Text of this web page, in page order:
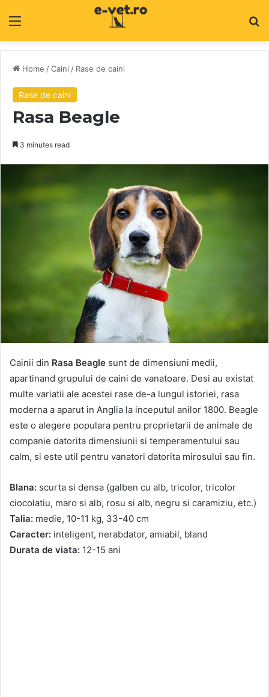
Home /Caini / Rase de caini
Rase de caini
Rasa Beagle
3 minutes read
Cainii din Rasa Beagle sunt de dimensiuni medii,
apartinand grupului de caini de vanatoare. Desi au existat
multe variatii ale acestei rase de-a lungul istoriei, rasa
moderna a aparut in Anglia la inceputul anilor 1800. Beagle
este o alegere populara pentru proprietarii de animale de
companie datorita dimensiunii si temperamentului sau
calm, si este util pentru vanatori datorita mirosului sau fin.
Blana: scurta si densa (galben cu alb, tricolor, tricolor
ciocolatiu, maro si alb, rosu si alb, negru si caramiziu, etc.)
Talia: medie, 10-11 kg, 33-40 cm
Caracter: inteligent, nerabdator, amiabil, bland
Durata de viata: 12-15 ani